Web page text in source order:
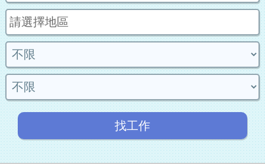
找工作